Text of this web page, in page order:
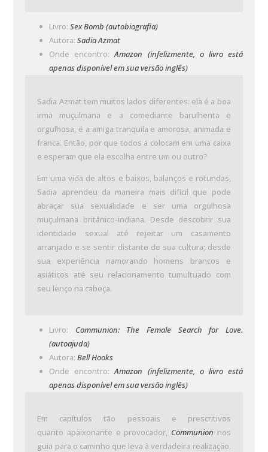
Livro:Sex Bomb (autobiografia)
Autora:Sadia Azmat
Onde encontro:Amazon (infelizmente, o livro está
apenas disponível em sua versão inglês)
Sadia Azmat tem muitos lados diferentes: ela é a boa
irmã muçulmana e a comediante barulhenta e
orgulhosa, é a amiga tranquila e amorosa, animada e
franca. Então, por que todos a colocam em uma caixa
e esperam que ela escolha entre um ou outro?
Em uma vida de altos e baixos, balanços e rotundas,
Sadia aprendeu da maneira mais difícil que pode
abraçar sua sexualidade e ser uma orgulhosa
muçulmana britânico-indiana. Desde descobrir sua
identidade sexual até rejeitar um casamento
arranjado e se sentir distante de sua cultura; desde
sua experiência namorando homens brancos e
asiáticos até seu relacionamento tumultuado com
seu lenço na cabeça.
Livro: Communion: The Female Search for Love.
(autoajuda)
Autora:Bell Hooks
Onde encontro:Amazon (infelizmente, o livro está
apenas disponível em sua versão inglês)
Em capítulos tão pessoais e prescritivos
quanto apaixonante e provocador, Communion nos
guia para o caminho que leva à verdadeira realização.